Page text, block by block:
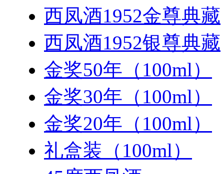
西凤酒1952金尊典藏
西凤酒1952银尊典藏
金奖50年（100ml）
金奖30年（100ml）
金奖20年（100ml）
礼盒装（100ml）